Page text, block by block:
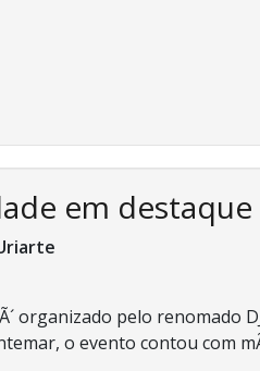
em destaque
organizado pelo renomado
o evento contou com